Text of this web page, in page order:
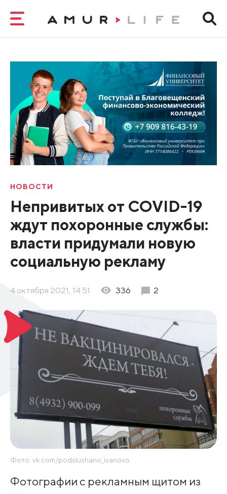
НОВОСТИ
Непривитых от COVID-19
ждут похоронные службы:
власти придумали новую
социальную рекламу
4 октября 2021, 14:51 336 2
Фото: vk.com/podslushano_ivanovo
Фотографии с рекламным щитом из